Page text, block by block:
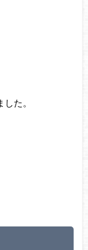
た。